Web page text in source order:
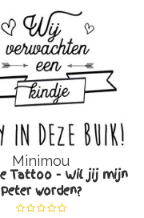
Minimou
Tattoo - Wil jij mijn
Peter worden?